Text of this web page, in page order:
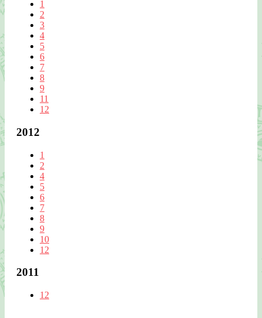
1
2
3
4
5
6
7
8
9
11
12
2012
1
2
4
5
6
7
8
9
10
12
2011
12